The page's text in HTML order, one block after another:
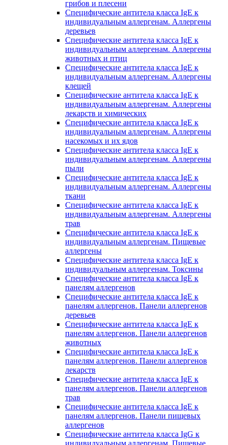
грибов и плесени
Специфические антитела класса IgE к
индивидуальным аллергенам. Аллергены
деревьев
Специфические антитела класса IgE к
индивидуальным аллергенам. Аллергены
животных и птиц
Специфические антитела класса IgE к
индивидуальным аллергенам. Аллергены
клещей
Специфические антитела класса IgE к
индивидуальным аллергенам. Аллергены
лекарств и химических
Специфические антитела класса IgE к
индивидуальным аллергенам. Аллергены
насекомых и их ядов
Специфические антитела класса IgE к
индивидуальным аллергенам. Аллергены
пыли
Специфические антитела класса IgE к
индивидуальным аллергенам. Аллергены
ткани
Специфические антитела класса IgE к
индивидуальным аллергенам. Аллергены
трав
Специфические антитела класса IgE к
индивидуальным аллергенам. Пищевые
аллергены
Специфические антитела класса IgE к
индивидуальным аллергенам. Токсины
Специфические антитела класса IgE к
панелям аллергенов
Специфические антитела класса IgE к
панелям аллергенов. Панели аллергенов
деревьев
Специфические антитела класса IgE к
панелям аллергенов. Панели аллергенов
животных
Специфические антитела класса IgE к
панелям аллергенов. Панели аллергенов
лекарств
Специфические антитела класса IgE к
панелям аллергенов. Панели аллергенов
трав
Специфические антитела класса IgE к
панелям аллергенов. Панели пищевых
аллергенов
Специфические антитела класса IgG к
индивидуальным аллергенам. Пищевые